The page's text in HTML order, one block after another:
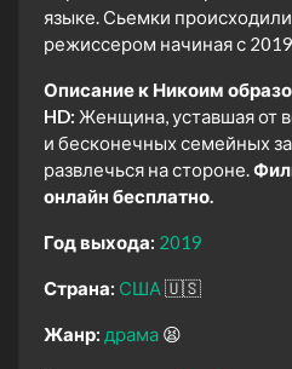
языке. Сьемки
режиссером начиная с
Описание к Никоим
HD: Женщина, уставшая от
и бесконечных семейных
развлечься на стороне.
онлайн бесплатно.
Год выхода: 2019
Страна: США🇺🇸
Жанр: драма 😫